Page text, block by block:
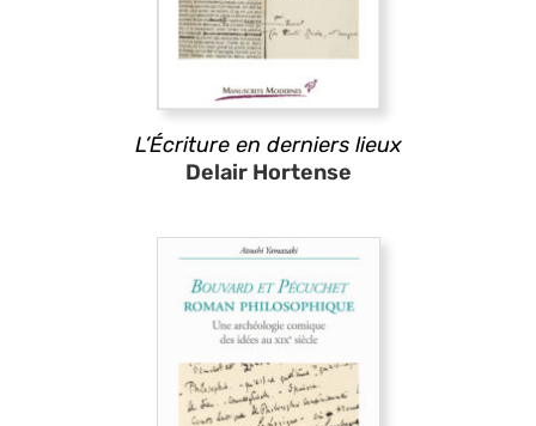
L’Écriture en derniers lieux
Delair Hortense